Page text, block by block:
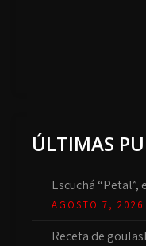
ÚLTIMAS
Escuchá
AGOSTO 7, 2026
Receta de